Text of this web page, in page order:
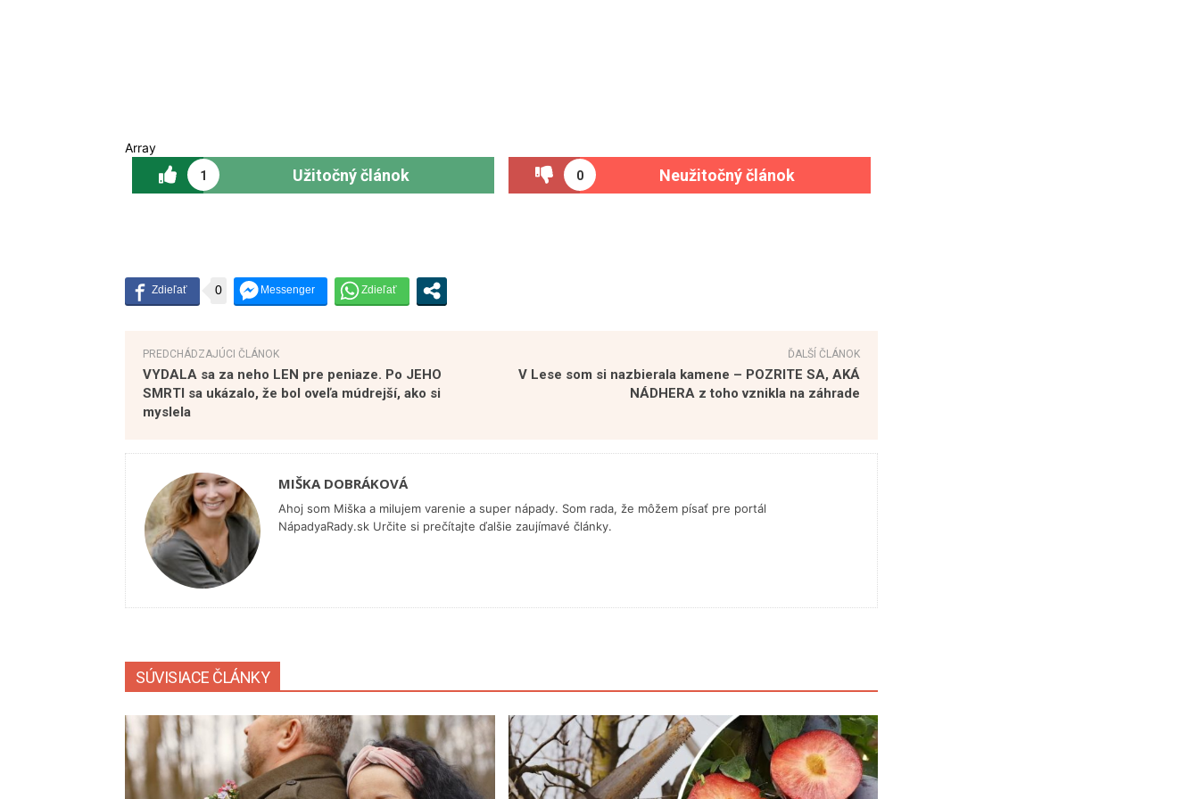
Array
1 Užitočný článok 0 Neužitočný článok
0
PREDCHÁDZAJÚCI ČLÁNOK
VYDALA sa za neho LEN pre peniaze. Po JEHO
SMRTI sa ukázalo, že bol oveľa múdrejší, ako si
myslela
ĎALŠÍ ČLÁNOK
V Lese som si nazbierala kamene – POZRITE SA, AKÁ
NÁDHERA z toho vznikla na záhrade
MIŠKA DOBRÁKOVÁ
Ahoj som Miška a milujem varenie a super nápady. Som rada, že môžem písať pre portál
NápadyaRady.sk Určite si prečítajte ďalšie zaujímavé články.
SÚVISIACE ČLÁNKY